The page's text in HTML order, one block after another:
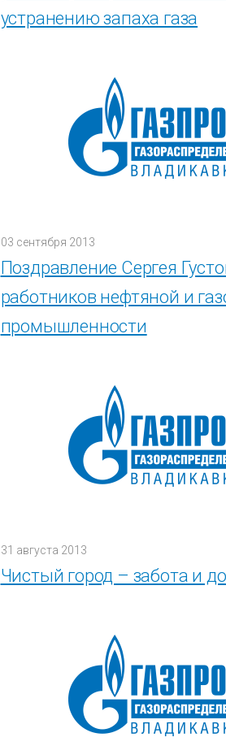
устранению запаха газа
03 сентября 2013
Поздравление Сергея
работников нефтяной и
промышленности
31 августа 2013
Чистый город – забота и